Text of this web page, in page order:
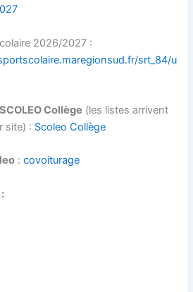
2026/2027 :
srt_84/u
Collège (les listes arrivent
site) : Scoleo Collège
:covoiturage